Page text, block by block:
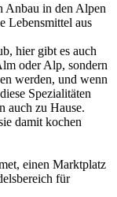
Anbau in den Alpen
Lebensmittel aus
hier gibt es auch
oder Alp, sondern
werden, und wenn
Spezialitäten
auch zu Hause.
damit kochen
einen Marktplatz
für